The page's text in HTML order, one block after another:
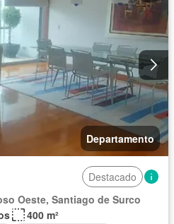
Departamento
Destacado
Oeste, Santiago de Surco
400 m²